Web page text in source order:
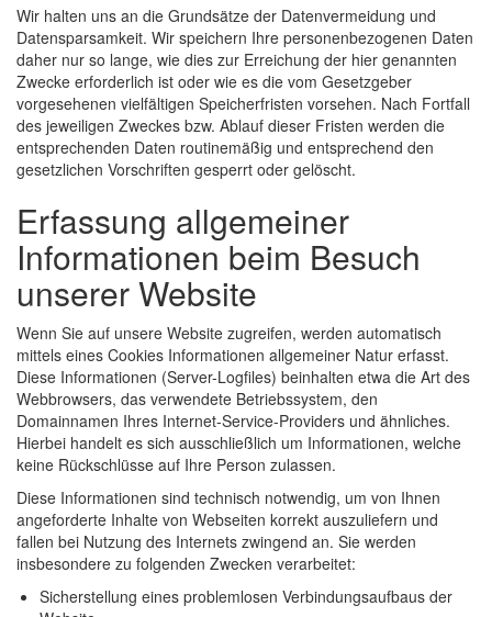
Wir halten uns an die Grundsätze der Datenvermeidung und
Datensparsamkeit. Wir speichern Ihre personenbezogenen Daten
daher nur so lange, wie dies zur Erreichung der hier genannten
Zwecke erforderlich ist oder wie es die vom Gesetzgeber
vorgesehenen vielfältigen Speicherfristen vorsehen. Nach Fortfall
des jeweiligen Zweckes bzw. Ablauf dieser Fristen werden die
entsprechenden Daten routinemäßig und entsprechend den
gesetzlichen Vorschriften gesperrt oder gelöscht.
Erfassung allgemeiner
Informationen beim Besuch
unserer Website
Wenn Sie auf unsere Website zugreifen, werden automatisch
mittels eines Cookies Informationen allgemeiner Natur erfasst.
Diese Informationen (Server-Logfiles) beinhalten etwa die Art des
Webbrowsers, das verwendete Betriebssystem, den
Domainnamen Ihres Internet-Service-Providers und ähnliches.
Hierbei handelt es sich ausschließlich um Informationen, welche
keine Rückschlüsse auf Ihre Person zulassen.
Diese Informationen sind technisch notwendig, um von Ihnen
angeforderte Inhalte von Webseiten korrekt auszuliefern und
fallen bei Nutzung des Internets zwingend an. Sie werden
insbesondere zu folgenden Zwecken verarbeitet:
Sicherstellung eines problemlosen Verbindungsaufbaus der